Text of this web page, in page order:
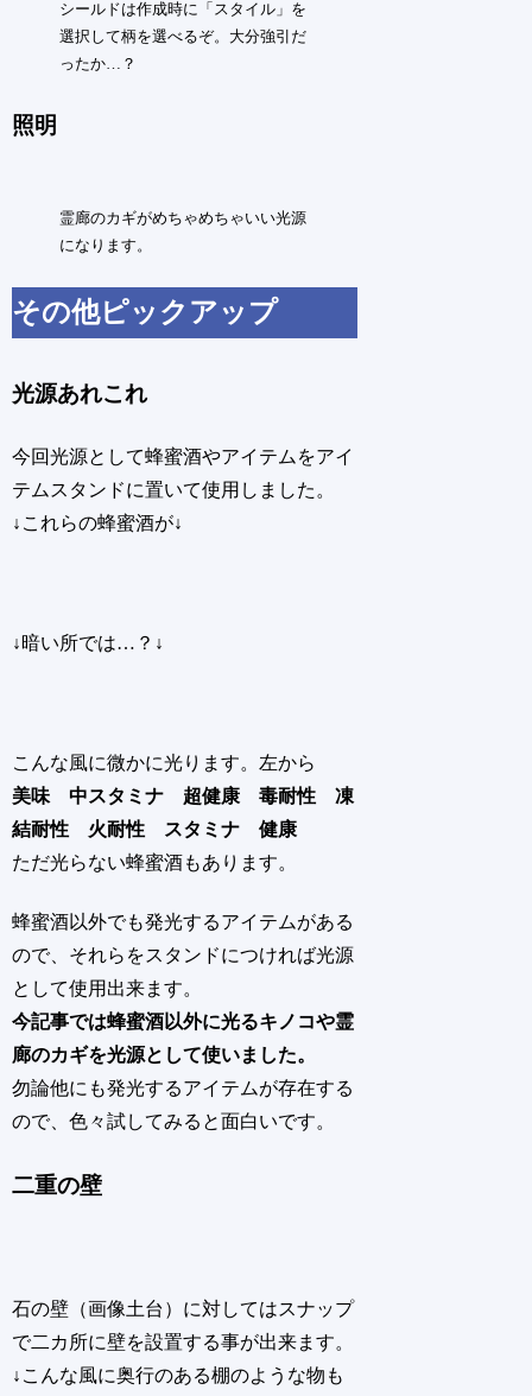
シールドは作成時に「スタイル」を
選択して柄を選べるぞ。大分強引だ
ったか…？
照明
霊廊のカギがめちゃめちゃいい光源
になります。
その他ピックアップ
光源あれこれ
今回光源として蜂蜜酒やアイテムをアイ
テムスタンドに置いて使用しました。
↓これらの蜂蜜酒が↓
↓暗い所では…？↓
こんな風に微かに光ります。左から
美味 中スタミナ 超健康 毒耐性 凍
結耐性 火耐性 スタミナ 健康
ただ光らない蜂蜜酒もあります。
蜂蜜酒以外でも発光するアイテムがある
ので、それらをスタンドにつければ光源
として使用出来ます。
今記事では蜂蜜酒以外に光るキノコや霊
廊のカギを光源として使いました。
勿論他にも発光するアイテムが存在する
ので、色々試してみると面白いです。
二重の壁
石の壁（画像土台）に対してはスナップ
で二カ所に壁を設置する事が出来ます。
↓こんな風に奥行のある棚のような物も